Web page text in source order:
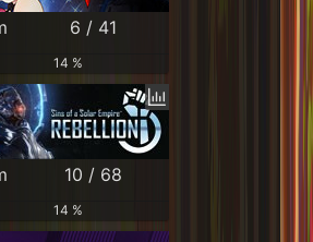
6 / 41
14 %
10 / 68
14 %